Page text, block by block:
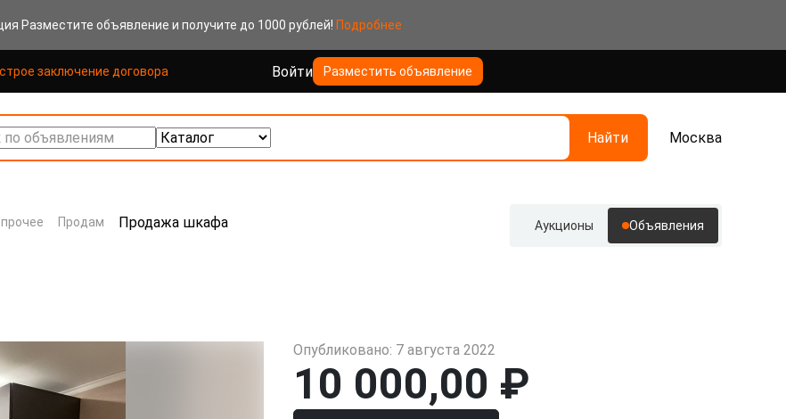
Разместите объявление и получите до 1000 рублей! Подробнее
заключение договора Войти Разместить объявление
объявлениям Найти Москва
Продам Продажа шкафа Аукционы Объявления
Опубликовано: 7 августа 2022
10 000,00 ₽